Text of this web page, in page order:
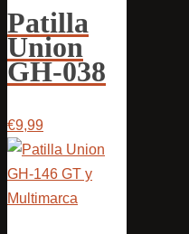
Patilla
Union
GH-038
€9,99